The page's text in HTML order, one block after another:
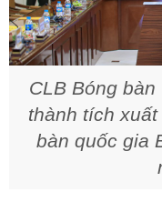
CLB Bóng
thành tích
bàn quốc gia